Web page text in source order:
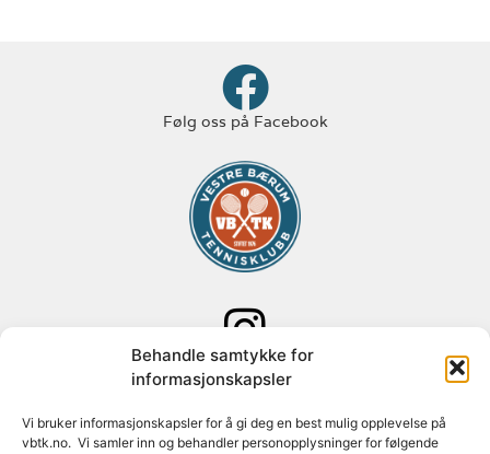
Behandle samtykke for
informasjonskapsler
Vi bruker informasjonskapsler for å gi deg en best mulig opplevelse på
vbtk.no. Vi samler inn og behandler personopplysninger for følgende
Følg oss på Facebook
Følg oss på Instagram
Adresse: Paal Bergs vei 125
1348 Rykkinn